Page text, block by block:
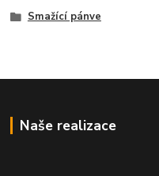
Smažící pánve
Naše realizace